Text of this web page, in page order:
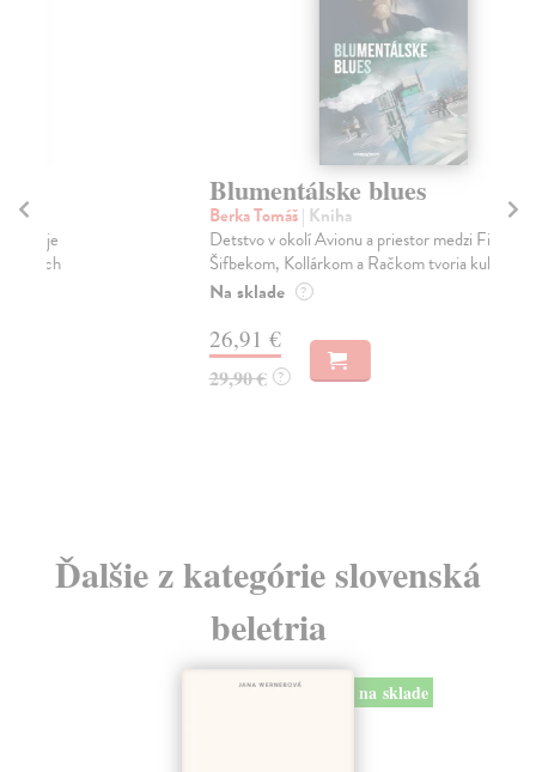
Blumentálske blues
| Kniha
Detstvo v okolí Avionu a priestor medzi Firšnálom,
Šifbekom, Kollárkom a Račkom tvoria kulisu k rozp...
Ďalšie z kategórie slovenská
beletria
na sklade